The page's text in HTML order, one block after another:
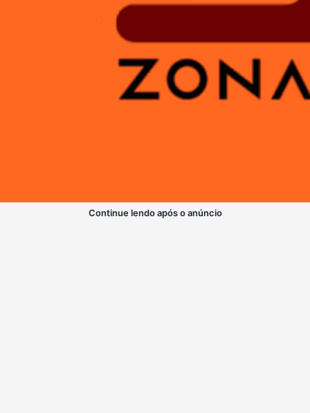
Continue lendo após o anúncio